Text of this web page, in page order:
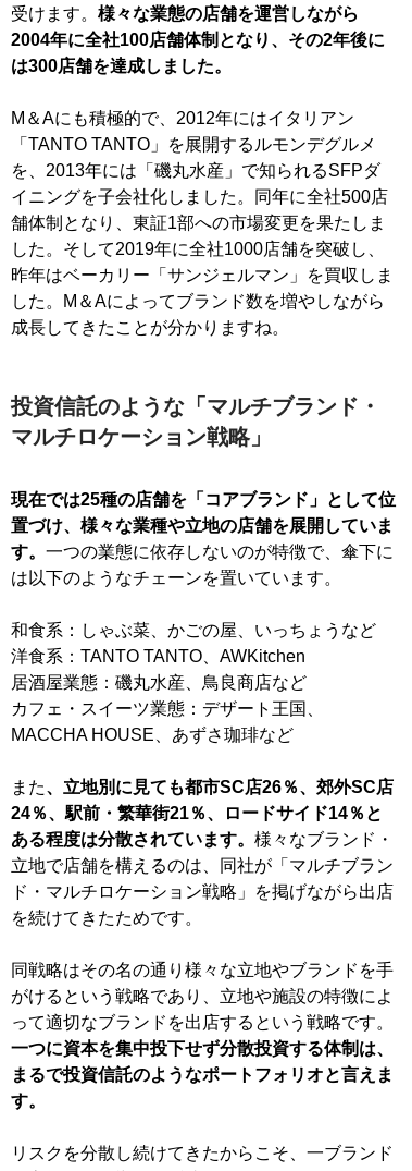
受けます。 様々な業態の店舗を運営しながら
2004年に全社100店舗体制となり、その2年後に
は300店舗を達成しました。
M＆Aにも積極的で、2012年にはイタリアン
「TANTO TANTO」を展開するルモンデグルメ
を、2013年には「磯丸水産」で知られるSFPダ
イニングを子会社化しました。同年に全社500店
舗体制となり、東証1部への市場変更を果たしま
した。そして2019年に全社1000店舗を突破し、
昨年はベーカリー「サンジェルマン」を買収しま
した。M＆Aによってブランド数を増やしながら
成長してきたことが分かりますね。
投資信託のような「マルチブランド・
マルチロケーション戦略」
現在では25種の店舗を「コアブランド」として位
置づけ、様々な業種や立地の店舗を展開していま
す。 一つの業態に依存しないのが特徴で、傘下に
は以下のようなチェーンを置いています。
和食系：しゃぶ菜、かごの屋、いっちょうなど
洋食系：TANTO TANTO、AWKitchen
居酒屋業態：磯丸水産、鳥良商店など
カフェ・スイーツ業態：デザート王国、
MACCHA HOUSE、あずさ珈琲など
また、立地別に見ても都市SC店26％、郊外SC店
24％、駅前・繁華街21％、ロードサイド14％と
ある程度は分散されています。 様々なブランド・
立地で店舗を構えるのは、同社が「マルチブラン
ド・マルチロケーション戦略」を掲げながら出店
を続けてきたためです。
同戦略はその名の通り様々な立地やブランドを手
がけるという戦略であり、立地や施設の特徴によ
って適切なブランドを出店するという戦略です。
一つに資本を集中投下せず分散投資する体制は、
まるで投資信託のようなポートフォリオと言えま
す。
リスクを分散し続けてきたからこそ、一ブランド